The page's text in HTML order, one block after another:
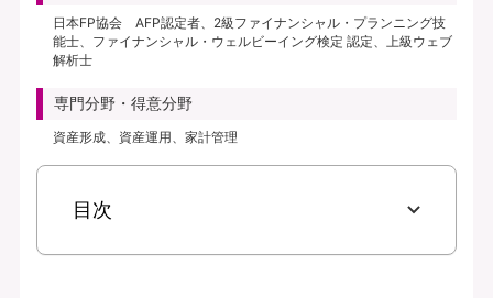
日本FP協会 AFP認定者、2級ファイナンシャル・プランニング技
能士、ファイナンシャル・ウェルビーイング検定 認定、上級ウェブ
解析士
専門分野・得意分野
資産形成、資産運用、家計管理
目次